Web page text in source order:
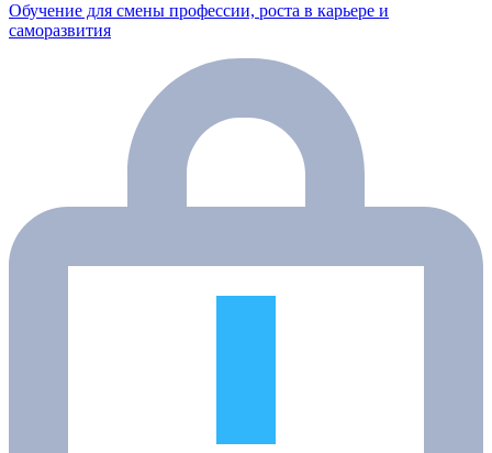
Обучение для смены профессии, роста в карьере и
саморазвития